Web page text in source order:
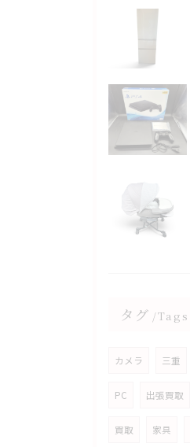
タグ Tags
カメラ 三重
PC 出張買取
買取 家具